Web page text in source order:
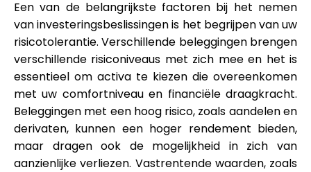
Een van de belangrijkste factoren bij het nemen
van investeringsbeslissingen is het begrijpen van uw
risicotolerantie. Verschillende beleggingen brengen
verschillende risiconiveaus met zich mee en het is
essentieel om activa te kiezen die overeenkomen
met uw comfortniveau en financiële draagkracht.
Beleggingen met een hoog risico, zoals aandelen en
derivaten, kunnen een hoger rendement bieden,
maar dragen ook de mogelijkheid in zich van
aanzienlijke verliezen. Vastrentende waarden, zoals